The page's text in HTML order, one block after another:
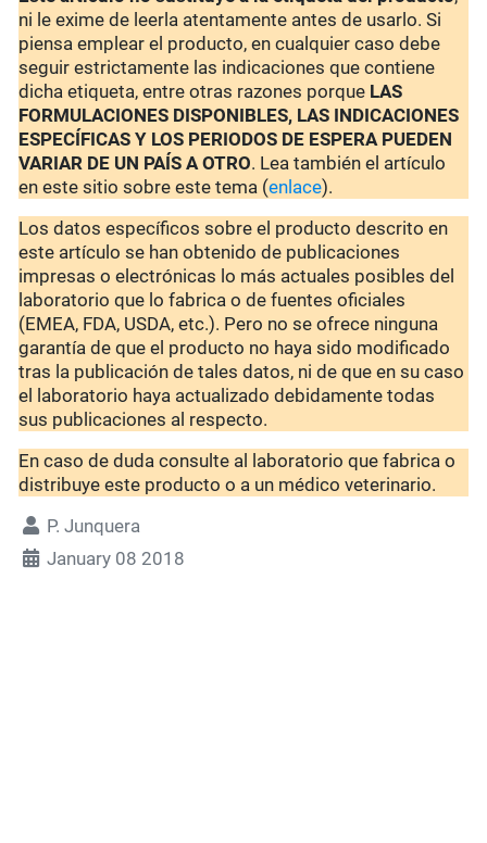
ni le exime de leerla atentamente antes de usarlo. Si
piensa emplear el producto, en cualquier caso debe
seguir estrictamente las indicaciones que contiene
dicha etiqueta, entre otras razones porque LAS
FORMULACIONES DISPONIBLES, LAS INDICACIONES
ESPECÍFICAS Y LOS PERIODOS DE ESPERA PUEDEN
VARIAR DE UN PAÍS A OTRO. Lea también el artículo
en este sitio sobre este tema (enlace).
Los datos específicos sobre el producto descrito en
este artículo se han obtenido de publicaciones
impresas o electrónicas lo más actuales posibles del
laboratorio que lo fabrica o de fuentes oficiales
(EMEA, FDA, USDA, etc.). Pero no se ofrece ninguna
garantía de que el producto no haya sido modificado
tras la publicación de tales datos, ni de que en su caso
el laboratorio haya actualizado debidamente todas
sus publicaciones al respecto.
En caso de duda consulte al laboratorio que fabrica o
distribuye este producto o a un médico veterinario.
P. Junquera
January 08 2018